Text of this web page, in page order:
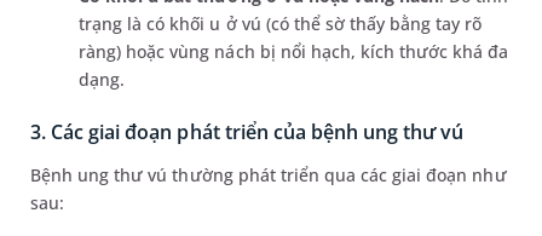
trạng là có khối u ở vú (có thể sờ thấy bằng tay rõ
ràng) hoặc vùng nách bị nổi hạch, kích thước khá đa
dạng.
3. Các giai đoạn phát triển của bệnh ung thư vú
Bệnh ung thư vú thường phát triển qua các giai đoạn như
sau: